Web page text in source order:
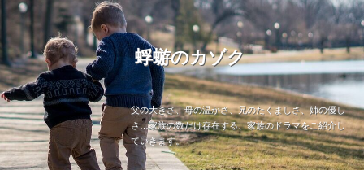
蜉蝣のカゾク
父の大きさ、母の温かさ、兄のたくましさ、姉の優し
さ…家族の数だけ存在する、家族のドラマをご紹介し
ていきます。